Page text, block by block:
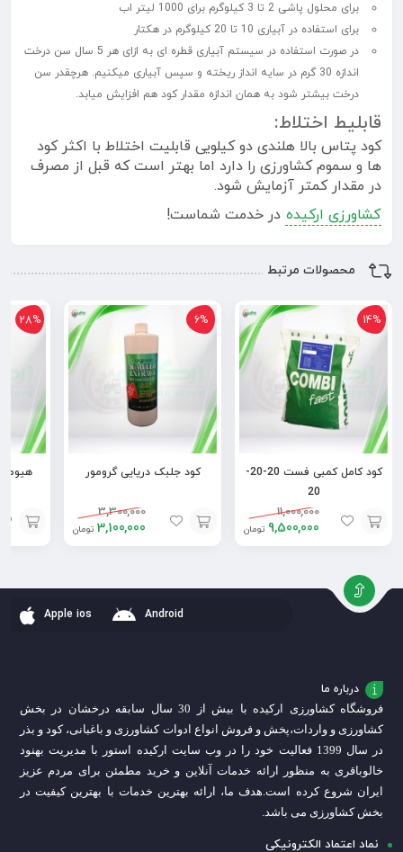
برای محلول پاشی 2 تا 3 کیلوگرم برای 1000 لیتر اب
برای استفاده در آبیاری 10 تا 20 کیلوگرم در هکتار
در صورت استفاده در سیستم آبیاری قطره ای به ازای هر 5 سال سن درخت
اندازه 30 گرم در سایه انداز ریخته و سپس آبیاری میکنیم. هرچقدر سن
درخت بیشتر شود به همان اندازه مقدار کود هم افزایش میابد.
قابلیط اختلاط:
کود پتاس بالا هلندی دو کیلویی قابلیت اختلاط با اکثر کود
ها و سموم کشاورزی را دارد اما بهتر است که قبل از مصرف
در مقدار کمتر آزمایش شود.
کشاورزی ارکیده در خدمت شماست!
محصولات مرتبط
14%
کود کامل کمبی فست 20-20-
20
11,000,000
9,500,000 تومان
افزودن
به
سبد
6%
کود جلبک دریایی گرومور
3,300,000
3,100,000 تومان
افزودن
28%
افزودن
Apple ios Android
درباره ما
فروشگاه کشاورزی ارکیده با بیش از 30 سال سابقه درخشان در بخش
کشاورزی و واردات،پخش و فروش انواع ادوات کشاورزی و باغبانی، کود و بذر
در سال 1399 فعالیت خود را در وب سایت ارکیده استور با مدیریت بهنود
خالوباقری به منظور ارائه خدمات آنلاین و خرید مطمئن برای مردم عزیز
ایران شروع کرده است.هدف ما، ارائه بهترین خدمات با بهترین کیفیت در
بخش کشاورزی می باشد.
نماد اعتماد الکترونیکی